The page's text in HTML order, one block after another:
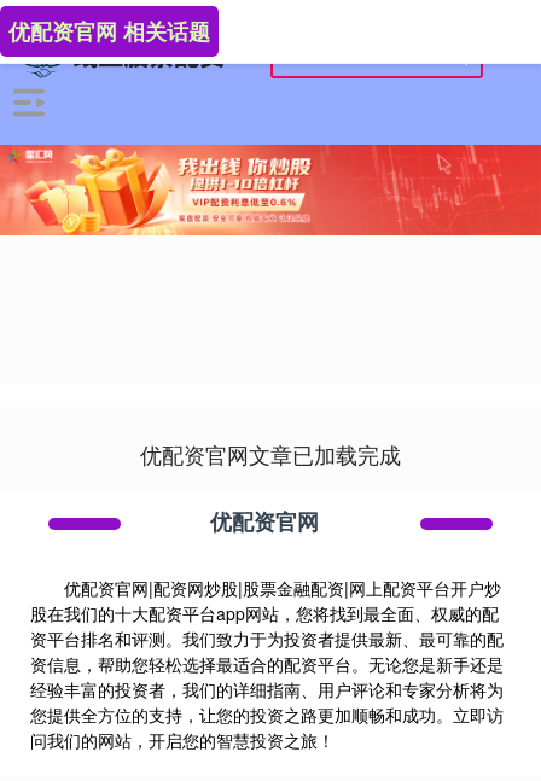
优配资官网 相关话题
优配资官网文章已加载完成
优配资官网
优配资官网|配资网炒股|股票金融配资|网上配资平台开户炒
股在我们的十大配资平台app网站，您将找到最全面、权威的配
资平台排名和评测。我们致力于为投资者提供最新、最可靠的配
资信息，帮助您轻松选择最适合的配资平台。无论您是新手还是
经验丰富的投资者，我们的详细指南、用户评论和专家分析将为
您提供全方位的支持，让您的投资之路更加顺畅和成功。立即访
问我们的网站，开启您的智慧投资之旅！